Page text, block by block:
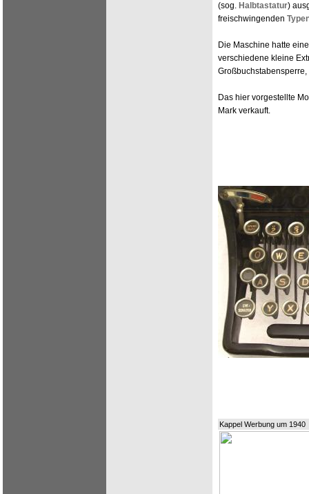
(sog. Halbtastatur)
freischwingenden
Die Maschine hatte
verschiedene kleine
Das hier vorgestellte
Mark verkauft.
Kappel Werbung um 1940